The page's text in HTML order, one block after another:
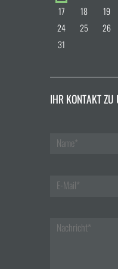
17
18 19
24
25 26
31
IHR KONTAKT ZU